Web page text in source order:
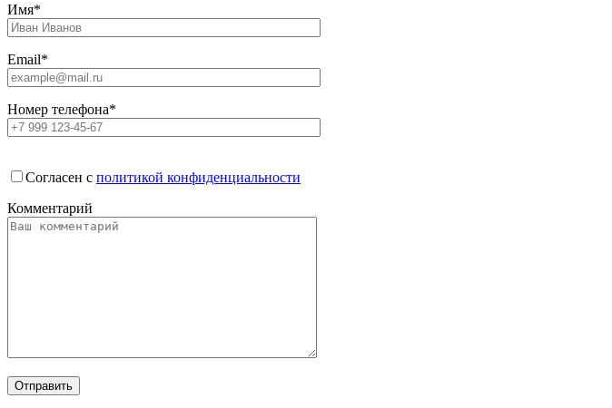
Имя*
Email*
Номер телефона*
Согласен с политикой конфиденциальности
Комментарий